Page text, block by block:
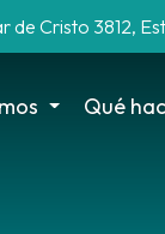
de Cristo 3812,
Qué